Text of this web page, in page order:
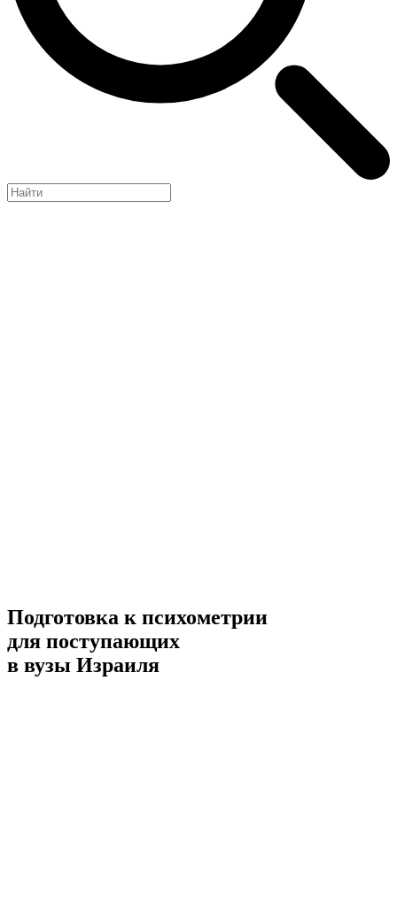
Подготовка к психометрии
для поступающих
в вузы Израиля